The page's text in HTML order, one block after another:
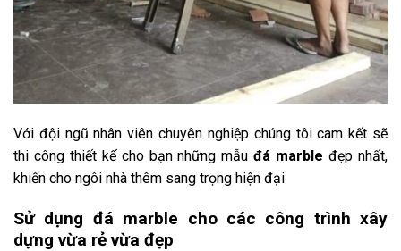
Với đội ngũ nhân viên chuyên nghiệp chúng tôi cam kết sẽ
thi công thiết kế cho bạn những mẫuđá marble đẹp nhất,
khiến cho ngôi nhà thêm sang trọng hiện đại
Sử dụng đá marble cho các công trình xây
dựng vừa rẻ vừa đẹp